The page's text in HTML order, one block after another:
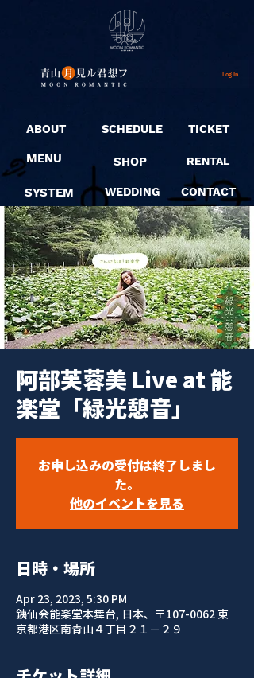
Log In
ABOUT
MENU
SYSTEM
SCHEDULE
SHOP
WEDDING
TICKET
RENTAL
CONTACT
阿部芙蓉美 Live at 能
楽堂「緑光憩音」
お申し込みの受付は終了しまし
た。
他のイベントを見る
日時・場所
Apr 23, 2023, 5:30 PM
銕仙会能楽堂本舞台, 日本、〒107-0062 東
京都港区南青山４丁目２１−２９